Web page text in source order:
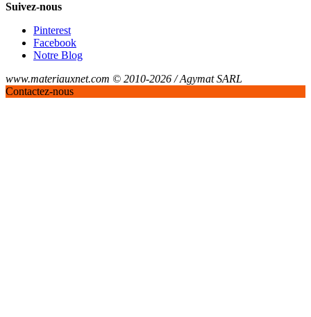
Suivez-nous
Pinterest
Facebook
Notre Blog
www.materiauxnet.com © 2010-2026 / Agymat SARL
Contactez-nous